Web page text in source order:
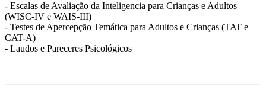
- Escalas de Avaliação da Inteligencia para Crianças e Adultos
(WISC-IV e WAIS-III)
- Testes de Apercepção Temática para Adultos e Crianças (TAT e
CAT-A)
- Laudos e Pareceres Psicológicos